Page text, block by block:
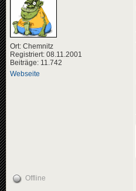
Ort: Chemnitz
Registriert: 08.11.2001
Beiträge: 11.742
Webseite
Offline